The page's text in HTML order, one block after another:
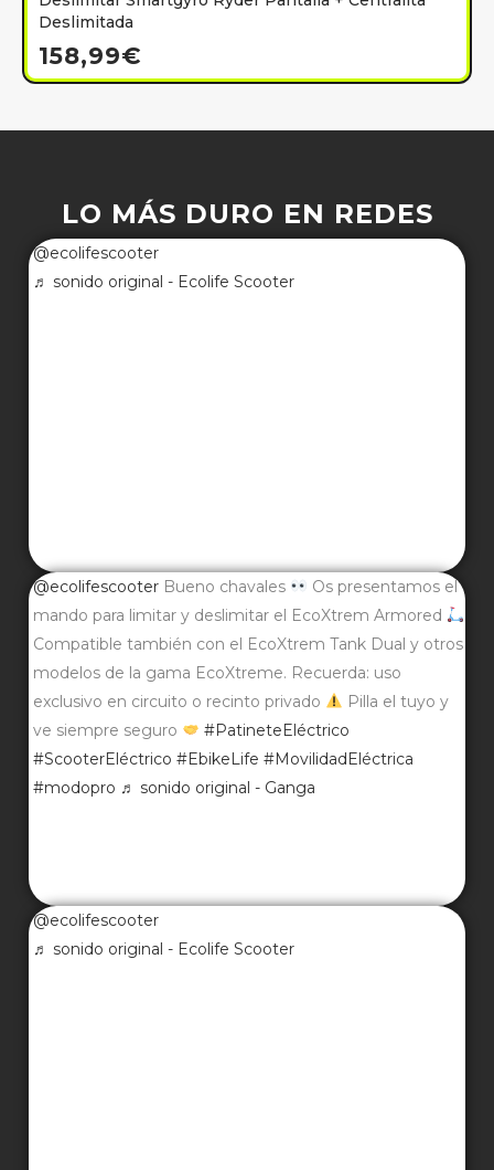
Deslimitada
158,99€
LO MÁS DURO EN REDES
@ecolifescooter
♬ sonido original - Ecolife Scooter
@ecolifescooter Bueno chavales
Os presentamos el
mando para limitar y deslimitar el EcoXtrem Armored
Compatible también con el EcoXtrem Tank Dual y otros
modelos de la gama EcoXtreme. Recuerda: uso
exclusivo en circuito o recinto privado
Pilla el tuyo y
ve siempre seguro
#PatineteEléctrico
#ScooterEléctrico #EbikeLife #MovilidadEléctrica
#modopro ♬ sonido original - Ganga
@ecolifescooter
♬ sonido original - Ecolife Scooter